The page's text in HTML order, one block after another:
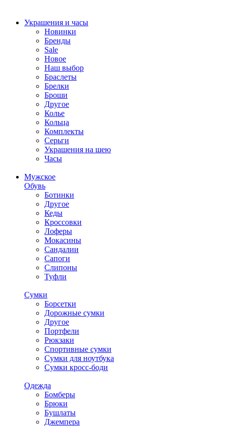
Украшения и часы
Новинки
Бренды
Sale
Новое
Наш выбор
Браслеты
Брелки
Броши
Другое
Колье
Кольца
Комплекты
Серьги
Украшения на шею
Часы
Мужское
Обувь
Ботинки
Другое
Кеды
Кроссовки
Лоферы
Мокасины
Сандалии
Сапоги
Слипоны
Туфли
Сумки
Борсетки
Дорожные сумки
Другое
Портфели
Рюкзаки
Спортивные сумки
Сумки для ноутбука
Сумки кросс-боди
Одежда
Бомберы
Брюки
Бушлаты
Джемпера